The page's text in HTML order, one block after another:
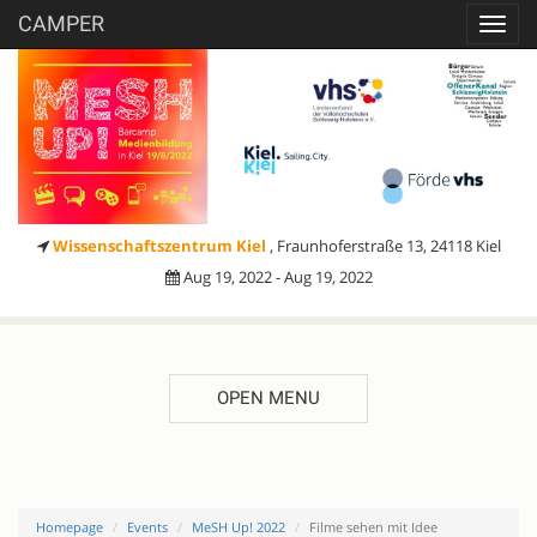
CAMPER
Wissenschaftszentrum Kiel , Fraunhoferstraße 13, 24118 Kiel
Aug 19, 2022 - Aug 19, 2022
OPEN MENU
Homepage Events MeSH Up! 2022 Filme sehen mit Idee